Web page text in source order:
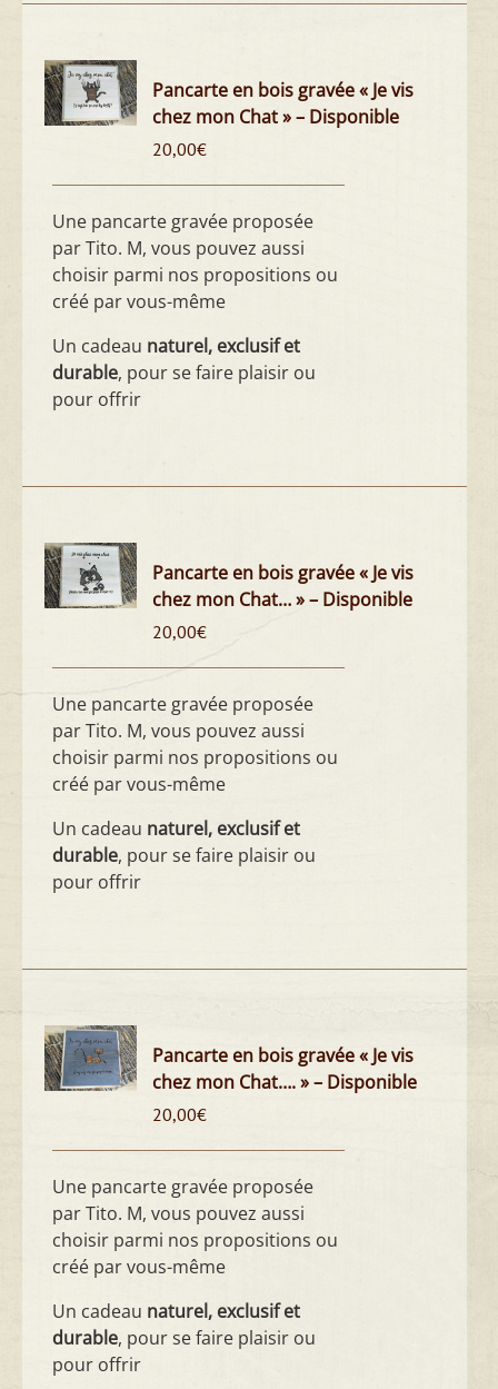
Pancarte en bois gravée « Je vis
chez mon Chat » – Disponible
20,00€
Une pancarte gravée proposée
par Tito. M, vous pouvez aussi
choisir parmi nos propositions ou
créé par vous-même
Un cadeau naturel, exclusif et
durable, pour se faire plaisir ou
pour offrir
Pancarte en bois gravée « Je vis
chez mon Chat… » – Disponible
20,00€
Une pancarte gravée proposée
par Tito. M, vous pouvez aussi
choisir parmi nos propositions ou
créé par vous-même
Un cadeau naturel, exclusif et
durable, pour se faire plaisir ou
pour offrir
Pancarte en bois gravée « Je vis
chez mon Chat…. » – Disponible
20,00€
Une pancarte gravée proposée
par Tito. M, vous pouvez aussi
choisir parmi nos propositions ou
créé par vous-même
Un cadeau naturel, exclusif et
durable, pour se faire plaisir ou
pour offrir